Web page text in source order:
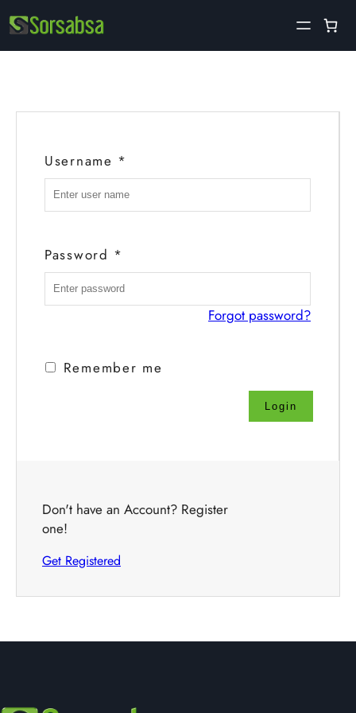
contenido
Username *
Password *
Forgot password?
Remember me
Don't have an Account? Register
one!
Get Registered